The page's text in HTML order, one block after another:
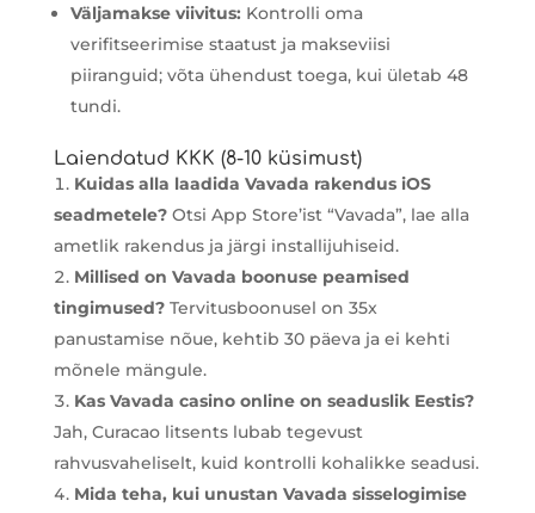
Väljamakse viivitus: Kontrolli oma
verifitseerimise staatust ja makseviisi
piiranguid; võta ühendust toega, kui ületab 48
tundi.
Laiendatud KKK (8-10 küsimust)
Kuidas alla laadida Vavada rakendus iOS
seadmetele?Otsi App Store’ist “Vavada”, lae alla
ametlik rakendus ja järgi installijuhiseid.
Millised on Vavada boonuse peamised
tingimused?Tervitusboonusel on 35x
panustamise nõue, kehtib 30 päeva ja ei kehti
mõnele mängule.
Kas Vavada casino online on seaduslik Eestis?
Jah, Curacao litsents lubab tegevust
rahvusvaheliselt, kuid kontrolli kohalikke seadusi.
Mida teha, kui unustan Vavada sisselogimise